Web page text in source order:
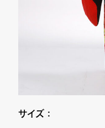
サイズ：